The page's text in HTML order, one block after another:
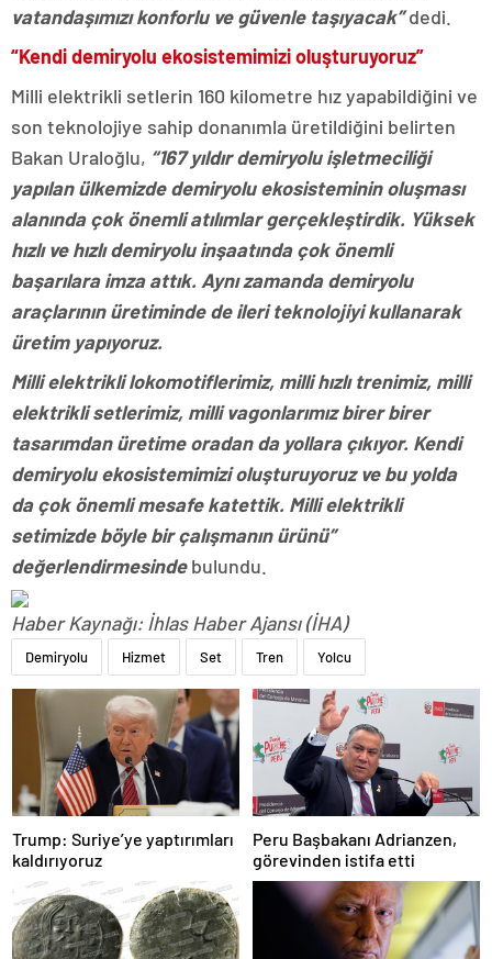
vatandaşımızı konforlu ve güvenle taşıyacak”dedi.
“Kendi demiryolu ekosistemimizi oluşturuyoruz”
Milli elektrikli setlerin 160 kilometre hız yapabildiğini ve
son teknolojiye sahip donanımla üretildiğini belirten
Bakan Uraloğlu, “167 yıldır demiryolu işletmeciliği
yapılan ülkemizde demiryolu ekosisteminin oluşması
alanında çok önemli atılımlar gerçekleştirdik. Yüksek
hızlı ve hızlı demiryolu inşaatında çok önemli
başarılara imza attık. Aynı zamanda demiryolu
araçlarının üretiminde de ileri teknolojiyi kullanarak
üretim yapıyoruz.
Milli elektrikli lokomotiflerimiz, milli hızlı trenimiz, milli
elektrikli setlerimiz, milli vagonlarımız birer birer
tasarımdan üretime oradan da yollara çıkıyor. Kendi
demiryolu ekosistemimizi oluşturuyoruz ve bu yolda
da çok önemli mesafe katettik. Milli elektrikli
setimizde böyle bir çalışmanın ürünü”
değerlendirmesindebulundu.
Haber Kaynağı: İhlas Haber Ajansı (İHA)
Demiryolu Hizmet Set Tren Yolcu
Trump: Suriye’ye yaptırımları
kaldırıyoruz
Peru Başbakanı Adrianzen,
görevinden istifa etti